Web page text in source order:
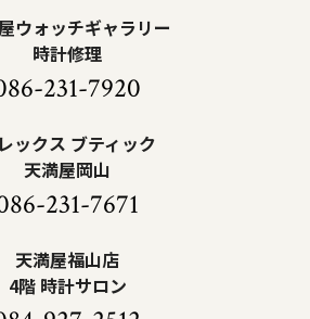
ウォッチギャラリー
時計修理
231-7920
ックス ブティック
天満屋岡山
231-7671
天満屋福山店
4階 時計サロン